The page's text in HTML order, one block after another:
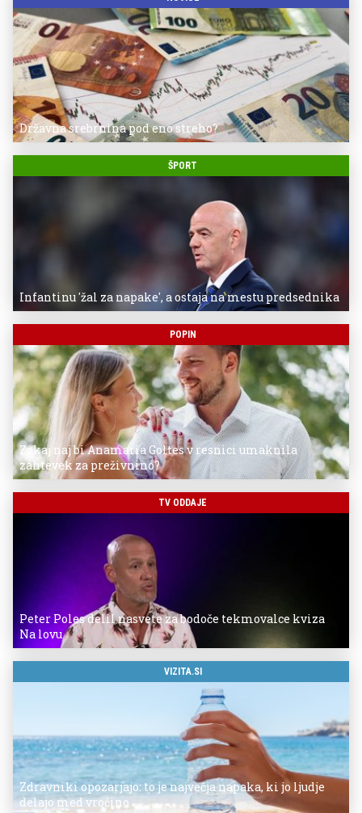
Državna srebrnina pod eno streho?
ŠPORT
Infantinu 'žal za napake', a ostaja na mestu predsednika
POPIN
Zakaj naj bi Anamaria Goltes v resnici umaknila
zahtevek za preživnino?
TV ODDAJE
Peter Poles delil nasvete za bodoče tekmovalce kviza
Na lovu
VIZITA.SI
Zdravniki opozarjajo: to je največja napaka, ki jo ljudje
delajo med vročino